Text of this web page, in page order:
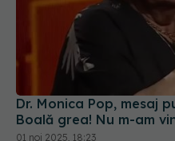
Dr. Monica Pop, mesaj
Boală grea! Nu m-am
01 noi 2025, 18:23